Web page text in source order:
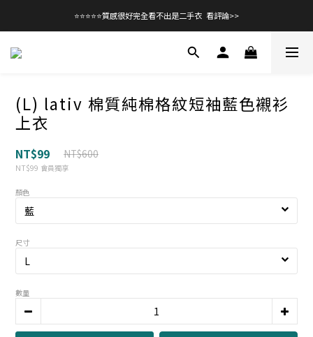
⭐⭐⭐⭐⭐質感很好完全看不出是二手衣  看評論>>
(L) lativ 棉質純棉格紋短袖藍色襯衫
上衣
NT$99 NT$600
NT$99 會員獨享
顏色
尺寸
數量